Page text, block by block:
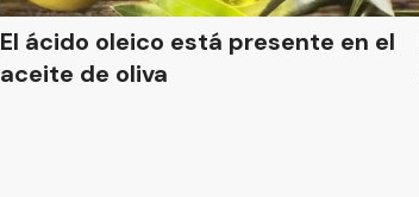
El ácido oleico está presente en el
aceite de oliva